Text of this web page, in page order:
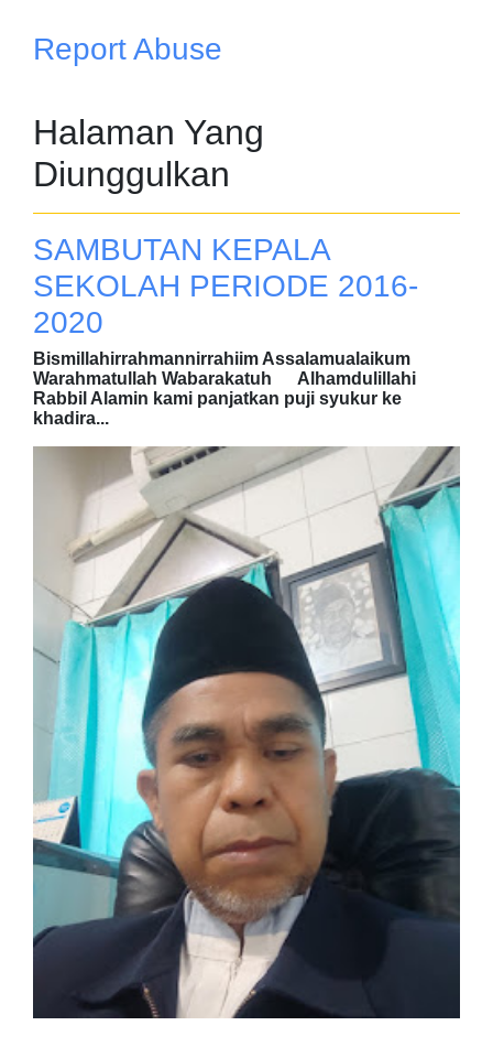
Report Abuse
Halaman Yang
Diunggulkan
SAMBUTAN KEPALA
SEKOLAH PERIODE 2016-
2020
Bismillahirrahmannirrahiim Assalamualaikum
Warahmatullah Wabarakatuh Alhamdulillahi
Rabbil Alamin kami panjatkan puji syukur ke
khadira...